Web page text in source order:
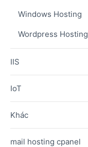
Windows Hosting
Wordpress Hosting
IIS
IoT
Khác
mail hosting cpanel